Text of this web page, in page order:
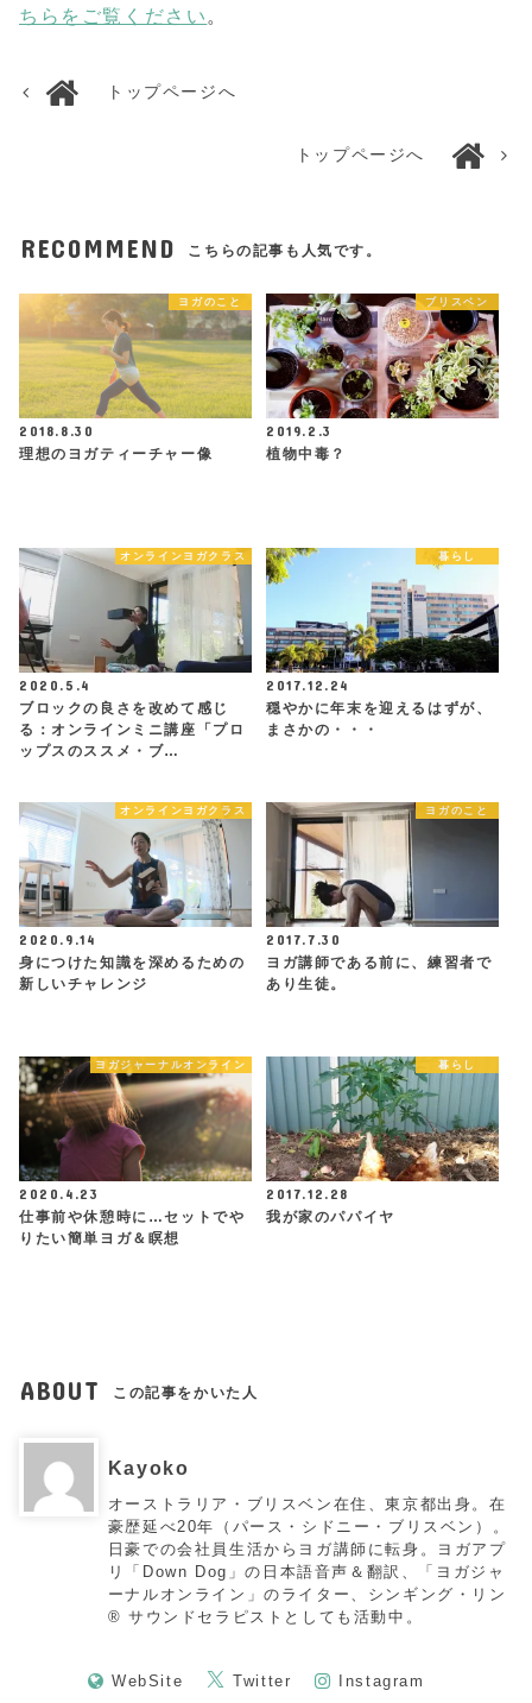
ちらをご覧ください 。
トップページへ
トップページへ
RECOMMEND こちらの記事も人気です。
ヨガのこと
2018.8.30
理想のヨガティーチャー像
ブリスベン
2019.2.3
植物中毒？
オンラインヨガクラス
2020.5.4
ブロックの良さを改めて感じ
る：オンラインミニ講座「プロ
ップスのススメ・ブ…
暮らし
2017.12.24
穏やかに年末を迎えるはずが、
まさかの・・・
オンラインヨガクラス
2020.9.14
身につけた知識を深めるための
新しいチャレンジ
ヨガのこと
2017.7.30
ヨガ講師である前に、練習者で
あり生徒。
ヨガジャーナルオンライン
2020.4.23
仕事前や休憩時に…セットでや
りたい簡単ヨガ＆瞑想
暮らし
2017.12.28
我が家のパパイヤ
ABOUT この記事をかいた人
Kayoko
オーストラリア・ブリスベン在住、東京都出身。在
豪歴延べ20年（パース・シドニー・ブリスベン）。
日豪での会社員生活からヨガ講師に転身。ヨガアプ
リ「Down Dog」の日本語音声＆翻訳、「ヨガジャ
ーナルオンライン」のライター、シンギング・リン
®︎ サウンドセラピストとしても活動中。
WebSite Twitter Instagram